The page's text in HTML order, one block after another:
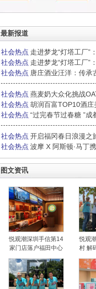
最新报道
社会热点 走进梦龙“灯塔工厂”
社会热点 走进梦龙“灯塔工厂”
社会热点 唐庄酒业汪洋：传承
社会热点 燕麦奶大众化挑战
社会热点 胡润百富TOP10酒庄
社会热点 “过完春节过春糖 ”
社会热点 开启福冈春日浪漫之
社会热点 波摩 X 阿斯顿·马丁
图文资讯
悦观潮深圳手信第14
家门店落户福田中心
区兴业银行大
悦观
村 解